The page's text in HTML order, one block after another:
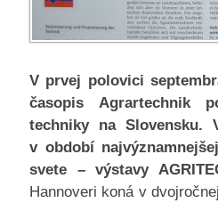
V prvej polovici
časopis Agrartechnik
techniky na Slovensku.
v období
svete – výstavy
Hannoveri koná v